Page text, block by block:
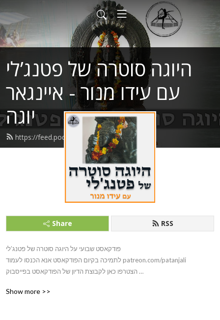
היוגה סוטרה של פטנג’לי
עם עידו מנור - איינגאר
יוגה
https://feed.podbean.com/patanjali/feed.xml
Share RSS
פודקאסט שבועי על היוגה סוטרה של פטנג’לי
לתמיכה בקיום הפודקאסט אנא הכנסו לעמוד patreon.com/patanjali
הצטרפו כאן לקבוצת הדיון של הפודקאסט בפייסבוק
Show more >>